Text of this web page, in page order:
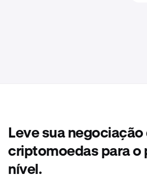
Leve sua negociação
criptomoedas para o
nível.